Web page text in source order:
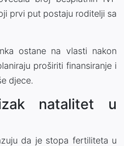
prvi put postaju roditelji sa
ostane na vlasti nakon
proširiti finansiranje i
djece.
natalitet u
da je stopa fertiliteta u